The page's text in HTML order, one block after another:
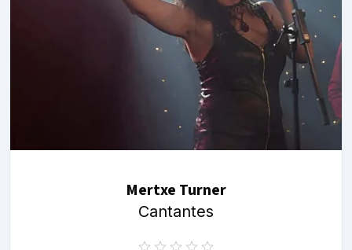
Mertxe Turner
Cantantes